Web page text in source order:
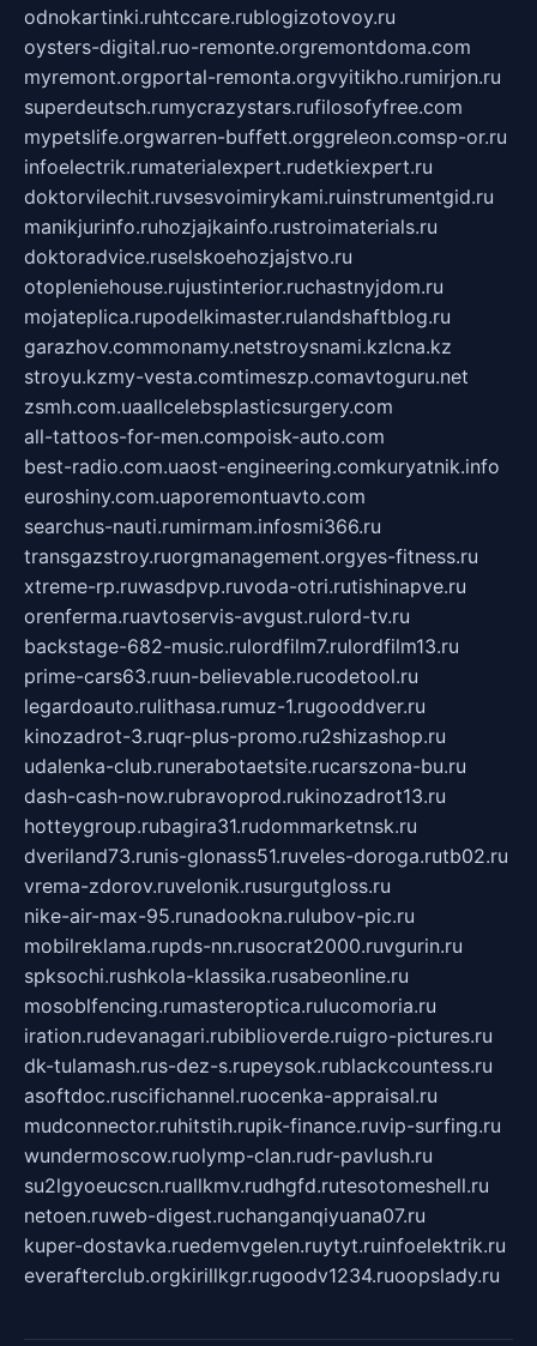
odnokartinki.ruhtccare.rublogizotovoy.ru
oysters-digital.ruo-remonte.orgremontdoma.com
myremont.orgportal-remonta.orgvyitikho.rumirjon.ru
superdeutsch.rumycrazystars.rufilosofyfree.com
mypetslife.orgwarren-buffett.orggreleon.comsp-or.ru
infoelectrik.rumaterialexpert.rudetkiexpert.ru
doktorvilechit.ruvsesvoimirykami.ruinstrumentgid.ru
manikjurinfo.ruhozjajkainfo.rustroimaterials.ru
doktoradvice.ruselskoehozjajstvo.ru
otopleniehouse.rujustinterior.ruchastnyjdom.ru
mojateplica.rupodelkimaster.rulandshaftblog.ru
garazhov.commonamy.netstroysnami.kzlcna.kz
stroyu.kzmy-vesta.comtimeszp.comavtoguru.net
zsmh.com.uaallcelebsplasticsurgery.com
all-tattoos-for-men.compoisk-auto.com
best-radio.com.uaost-engineering.comkuryatnik.info
euroshiny.com.uaporemontuavto.com
searchus-nauti.rumirmam.infosmi366.ru
transgazstroy.ruorgmanagement.orgyes-fitness.ru
xtreme-rp.ruwasdpvp.ruvoda-otri.rutishinapve.ru
orenferma.ruavtoservis-avgust.rulord-tv.ru
backstage-682-music.rulordfilm7.rulordfilm13.ru
prime-cars63.ruun-believable.rucodetool.ru
legardoauto.rulithasa.rumuz-1.rugooddver.ru
kinozadrot-3.ruqr-plus-promo.ru2shizashop.ru
udalenka-club.runerabotaetsite.rucarszona-bu.ru
dash-cash-now.rubravoprod.rukinozadrot13.ru
hotteygroup.rubagira31.rudommarketnsk.ru
dveriland73.runis-glonass51.ruveles-doroga.rutb02.ru
vrema-zdorov.ruvelonik.rusurgutgloss.ru
nike-air-max-95.runadookna.rulubov-pic.ru
mobilreklama.rupds-nn.rusocrat2000.ruvgurin.ru
spksochi.rushkola-klassika.rusabeonline.ru
mosoblfencing.rumasteroptica.rulucomoria.ru
iration.rudevanagari.rubiblioverde.ruigro-pictures.ru
dk-tulamash.rus-dez-s.rupeysok.rublackcountess.ru
asoftdoc.ruscifichannel.ruocenka-appraisal.ru
mudconnector.ruhitstih.rupik-finance.ruvip-surfing.ru
wundermoscow.ruolymp-clan.rudr-pavlush.ru
su2lgyoeucscn.ruallkmv.rudhgfd.rutesotomeshell.ru
netoen.ruweb-digest.ruchanganqiyuana07.ru
kuper-dostavka.ruedemvgelen.ruytyt.ruinfoelektrik.ru
everafterclub.orgkirillkgr.rugoodv1234.ruoopslady.ru